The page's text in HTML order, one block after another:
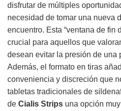
disfrutar de múltiples
necesidad de tomar una nueva
encuentro. Esta “ventana de fin
crucial para aquellos que
desean evitar la presión de una
Además, el formato en tiras
conveniencia y discreción que
tabletas tradicionales de
de Cialis Strips una opción